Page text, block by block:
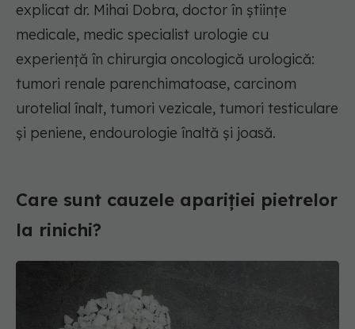
explicat dr. Mihai Dobra, doctor în științe
medicale, medic specialist urologie cu
experiență în chirurgia oncologică urologică:
tumori renale parenchimatoase, carcinom
urotelial înalt, tumori vezicale, tumori testiculare
și peniene, endourologie înaltă și joasă.
Care sunt cauzele apariției pietrelor
la rinichi?